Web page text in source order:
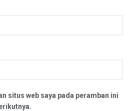
situs web saya pada peramban ini